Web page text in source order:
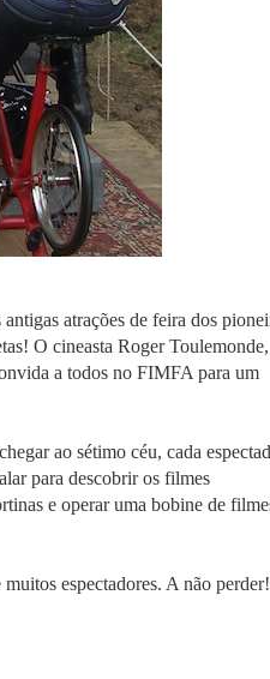
antigas atrações de feira dos
O cineasta Roger Toulemonde,
a todos no FIMFA para um
ao sétimo céu, cada
para descobrir os filmes
e operar uma bobine de
espectadores. A não perder!